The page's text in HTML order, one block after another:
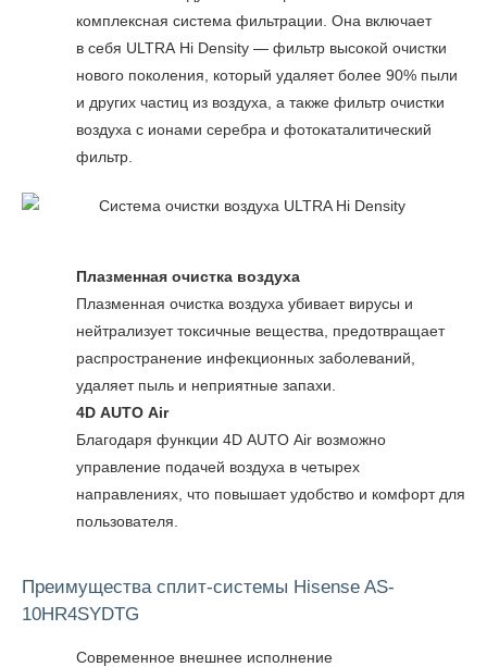
комплексная система фильтрации. Она включает
в себя ULTRA Hi Density — фильтр высокой очистки
нового поколения, который удаляет более 90% пыли
и других частиц из воздуха, а также фильтр очистки
воздуха с ионами серебра и фотокаталитический
фильтр.
Плазменная очистка воздуха
Плазменная очистка воздуха убивает вирусы и
нейтрализует токсичные вещества, предотвращает
распространение инфекционных заболеваний,
удаляет пыль и неприятные запахи.
4D AUTO Air
Благодаря функции 4D AUTO Air возможно
управление подачей воздуха в четырех
направлениях, что повышает удобство и комфорт для
пользователя.
Преимущества сплит-системы Hisense AS-
10HR4SYDTG
Современное внешнее исполнение